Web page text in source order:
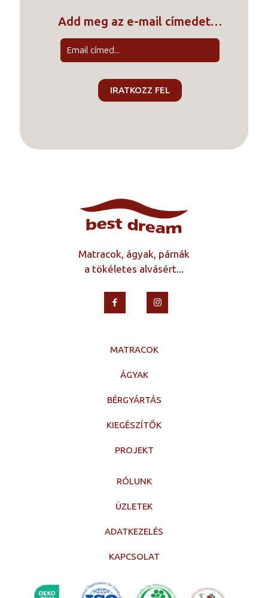
Add meg az e-mail címedet…
Matracok, ágyak, párnák
a tökéletes alvásért...
MATRACOK
ÁGYAK
BÉRGYÁRTÁS
KIEGÉSZÍTŐK
PROJEKT
RÓLUNK
ÜZLETEK
ADATKEZELÉS
KAPCSOLAT